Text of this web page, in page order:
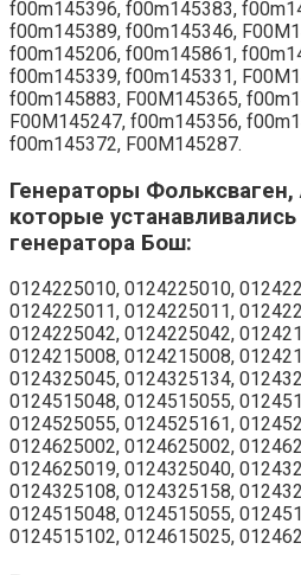
f00m145396, f00m145383,
f00m145389, f00m145346,
f00m145206, f00m145861,
f00m145339, f00m145331,
f00m145883, F00M145365,
F00M145247, f00m145356,
f00m145372, F00M145287.
Генераторы
которые
генератора Бош:
0124225010, 0124225010,
0124225011, 0124225011,
0124225042, 0124225042,
0124215008, 0124215008,
0124325045, 0124325134,
0124515048, 0124515055,
0124525055, 0124525161,
0124625002, 0124625002,
0124625019, 0124325040,
0124325108, 0124325158,
0124515048, 0124515055,
0124515102, 0124615025,